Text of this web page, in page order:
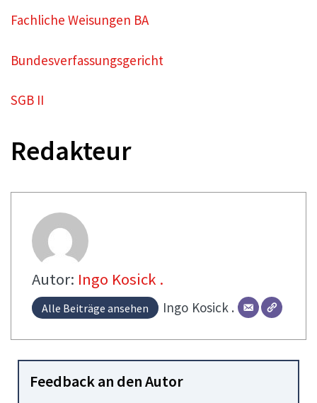
Fachliche Weisungen BA
Bundesverfassungsgericht
SGB II
Redakteur
Autor: Ingo Kosick .
Alle Beiträge ansehen Ingo Kosick .
Feedback an den Autor